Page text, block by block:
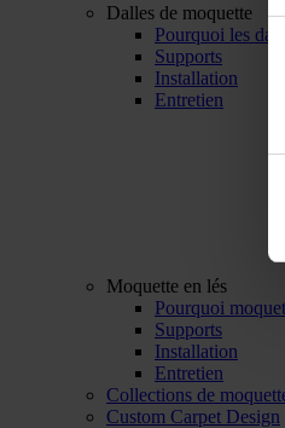
Dalles de moquette
Pourquoi les
Supports
Installation
Entretien
Moquette en lés
Pourquoi
Supports
Installation
Entretien
Collections de
Custom Carpet Design